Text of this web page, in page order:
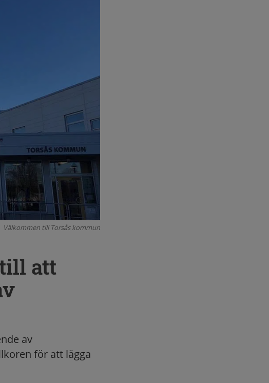
Välkommen till Torsås kommun
att
av
för att lägga